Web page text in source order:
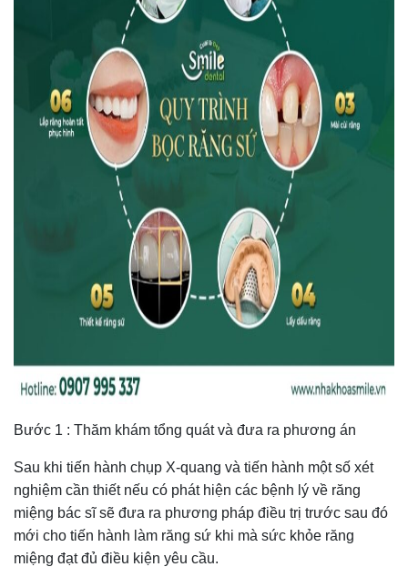
Bước 1 : Thăm khám tổng quát và đưa ra phương án
Sau khi tiến hành chụp X-quang và tiến hành một số xét
nghiệm cần thiết nếu có phát hiện các bệnh lý về răng
miệng bác sĩ sẽ đưa ra phương pháp điều trị trước sau đó
mới cho tiến hành làm răng sứ khi mà sức khỏe răng
miệng đạt đủ điều kiện yêu cầu.